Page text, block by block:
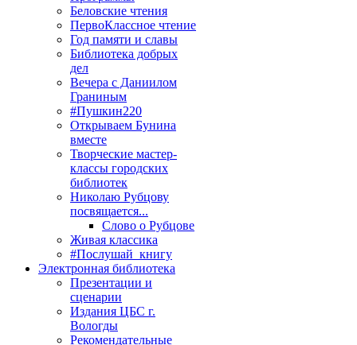
Беловские чтения
ПервоКлассное чтение
Год памяти и славы
Библиотека добрых
дел
Вечера с Даниилом
Граниным
#Пушкин220
Открываем Бунина
вместе
Творческие мастер-
классы городских
библиотек
Николаю Рубцову
посвящается...
Слово о Рубцове
Живая классика
#Послушай_книгу
Электронная библиотека
Презентации и
сценарии
Издания ЦБС г.
Вологды
Рекомендательные